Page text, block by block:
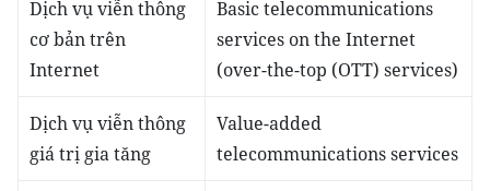
Dịch vụ viễn thông
cơ bản trên
Internet
Basic telecommunications
services on the Internet
(over-the-top (OTT) services)
Dịch vụ viễn thông
giá trị gia tăng
Value-added
telecommunications services